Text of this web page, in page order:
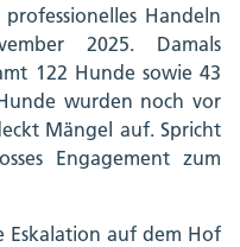
Handeln
2025. Damals
122 Hunde sowie 43
wurden noch vor
Mängel auf. Spricht
Engagement zum
Eskalation auf dem Hof